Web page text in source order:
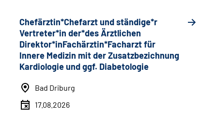
Chefärztin*Chefarzt und ständige*r
Vertreter*in der*des Ärztlichen
Direktor*inFachärztin*Facharzt für
Innere Medizin mit der Zusatzbezichnung
Kardiologie und ggf. Diabetologie
Bad Driburg
17.08.2026